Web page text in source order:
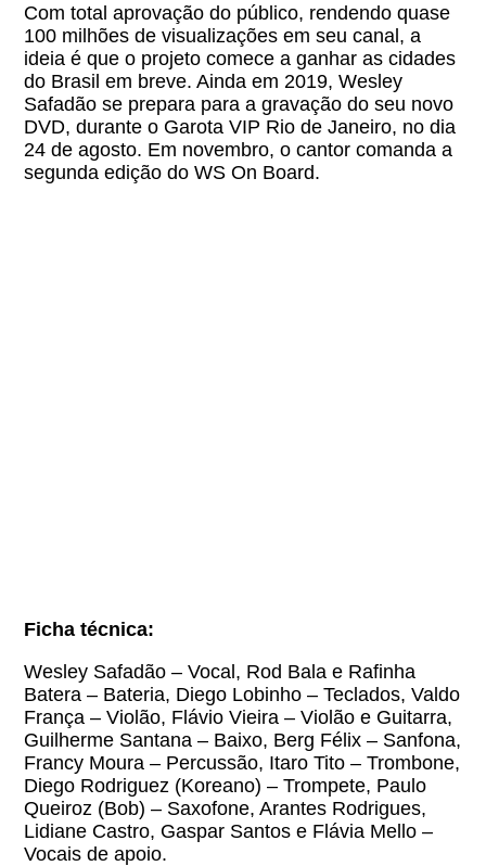
Com total aprovação do público, rendendo quase
100 milhões de visualizações em seu canal, a
ideia é que o projeto comece a ganhar as cidades
do Brasil em breve. Ainda em 2019, Wesley
Safadão se prepara para a gravação do seu novo
DVD, durante o Garota VIP Rio de Janeiro, no dia
24 de agosto. Em novembro, o cantor comanda a
segunda edição do WS On Board.
Ficha técnica:
Wesley Safadão – Vocal, Rod Bala e Rafinha
Batera – Bateria, Diego Lobinho – Teclados, Valdo
França – Violão, Flávio Vieira – Violão e Guitarra,
Guilherme Santana – Baixo, Berg Félix – Sanfona,
Francy Moura – Percussão, Itaro Tito – Trombone,
Diego Rodriguez (Koreano) – Trompete, Paulo
Queiroz (Bob) – Saxofone, Arantes Rodrigues,
Lidiane Castro, Gaspar Santos e Flávia Mello –
Vocais de apoio.